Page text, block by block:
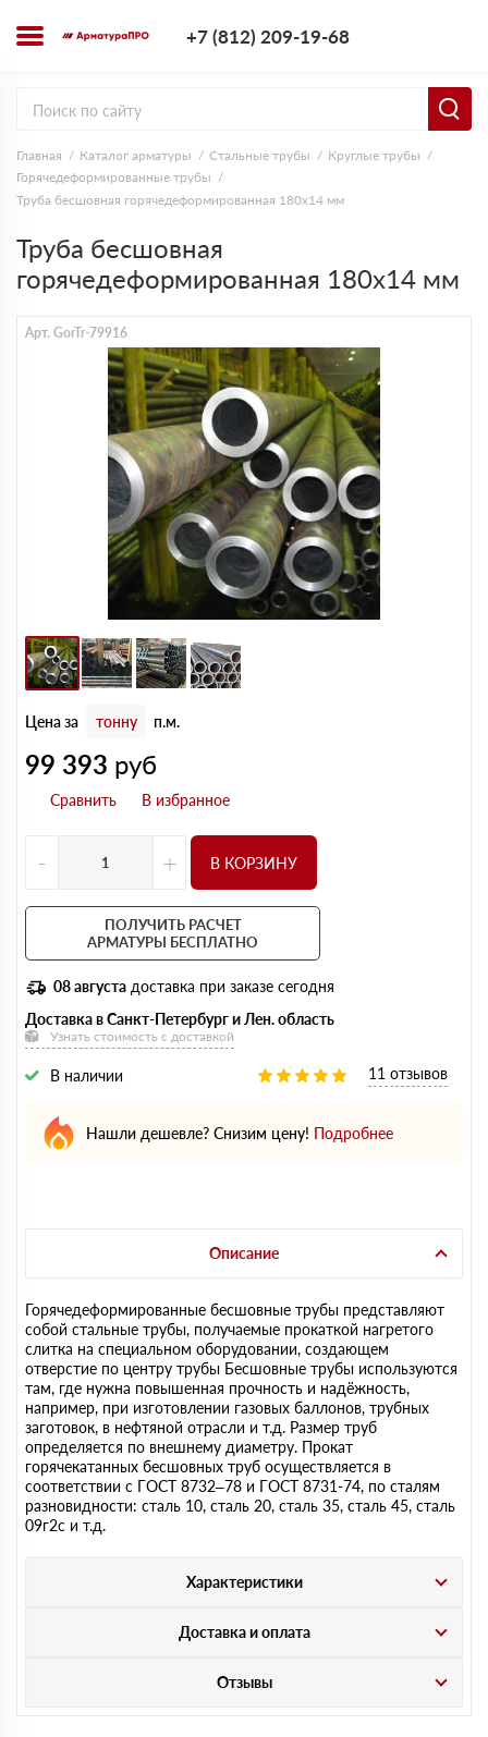
+7 (812) 209-19-68
Главная Каталог арматуры Стальные трубы
Круглые трубы
Горячедеформированные трубы
Труба бесшовная горячедеформированная 180х14 мм
Труба бесшовная
горячедеформированная 180х14 мм
Арт. GorTr-79916
Цена за тонну п.м.
99 393 руб
- + В КОРЗИНУ
ПОЛУЧИТЬ РАСЧЕТ
АРМАТУРЫ БЕСПЛАТНО
08 августа доставка при заказе сегодня
Доставка в Санкт-Петербург и Лен. область
Узнать стоимость с доставкой
В наличии 11 отзывов
Нашли дешевле? Снизим цену! Подробнее
Описание
Горячедеформированные бесшовные трубы представляют
собой стальные трубы, получаемые прокаткой нагретого
слитка на специальном оборудовании, создающем
отверстие по центру трубы Бесшовные трубы используются
там, где нужна повышенная прочность и надёжность,
например, при изготовлении газовых баллонов, трубных
заготовок, в нефтяной отрасли и т.д. Размер труб
определяется по внешнему диаметру. Прокат
горячекатанных бесшовных труб осуществляется в
соответствии с ГОСТ 8732–78 и ГОСТ 8731-74, по сталям
разновидности: сталь 10, сталь 20, сталь 35, сталь 45, сталь
09г2с и т.д.
Характеристики
Доставка и оплата
Отзывы